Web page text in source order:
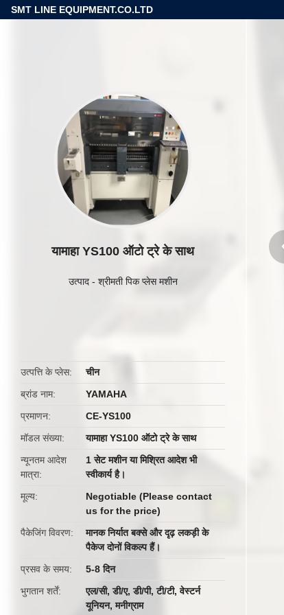
SMT LINE EQUIPMENT.CO.LTD
यामाहा YS100 ऑटो ट्रे के साथ
उत्पाद- श्रीमती पिक प्लेस मशीन
उत्पत्ति के प्लेस
चीन
ब्रांड नाम
YAMAHA
प्रमाणन
CE-YS100
मॉडल संख्या
यामाहा YS100 ऑटो ट्रे के साथ
न्यूनतम आदेश
मात्रा
1 सेट मशीन या मिश्रित आदेश भी
स्वीकार्य है।
मूल्य
Negotiable (Please contact
us for the price)
पैकेजिंग विवरण
मानक निर्यात बक्से और दृढ़ लकड़ी के
पैकेज दोनों विकल्प हैं।
प्रसव के समय
5-8 दिन
भुगतान शर्तें
एल/सी, डी/ए, डी/पी, टी/टी, वेस्टर्न
यूनियन, मनीग्राम